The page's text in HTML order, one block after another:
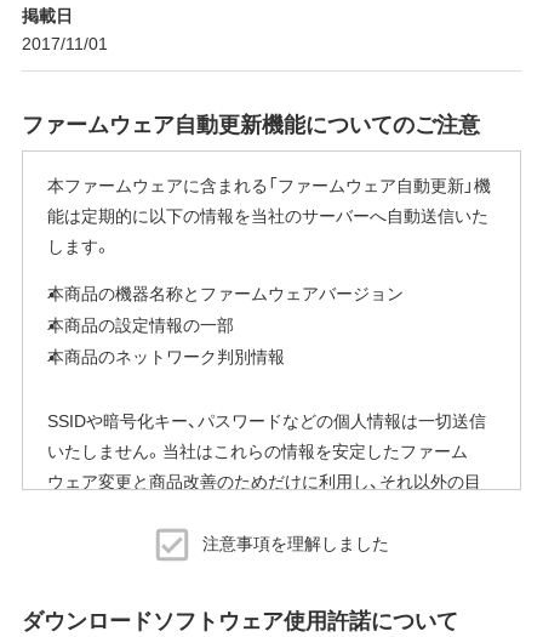
掲載日
2017/11/01
ファームウェア自動更新機能についてのご注意
本ファームウェアに含まれる「ファームウェア自動更新」機
能は定期的に以下の情報を当社のサーバーへ自動送信いた
します。
本商品の機器名称とファームウェアバージョン
本商品の設定情報の一部
本商品のネットワーク判別情報
SSIDや暗号化キー、パスワードなどの個人情報は一切送信
いたしません。当社はこれらの情報を安定したファーム
ウェア変更と商品改善のためだけに利用し、それ以外の目
※本機能を停止する方法
完了後すぐにエアステーション設定ツールから商品本体の
注意事項を理解しました
ダウンロードソフトウェア使用許諾について